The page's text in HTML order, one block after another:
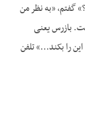
گفتم، «به نظر من
بازرس یعنی
را بکند…» تلفن